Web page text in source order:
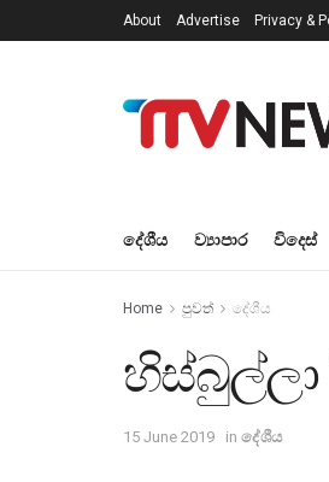
About Advertise Privacy &
දේශීය ව්‍යාපාර විදෙස්
Home පුවත් දේශීය
හිස්බුල්ලා
15 June 2019 in දේශීය